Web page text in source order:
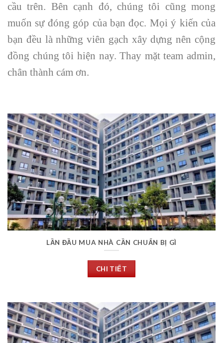
cầu trên. Bên cạnh đó, chúng tôi cũng mong
muốn sự đóng góp của bạn đọc. Mọi ý kiến của
bạn đều là những viên gạch xây dựng nên cộng
đồng chúng tôi hiện nay. Thay mặt team admin,
chân thành cám ơn.
LẦN ĐẦU MUA NHÀ CẦN CHUẨN BỊ GÌ
CHI TIẾT